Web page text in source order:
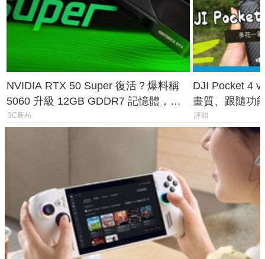
NVIDIA RTX 50 Super 復活？爆料稱
5060 升級 12GB GDDR7 記憶體，這
次規格終於不擠牙膏
3C新品
DJI Pocket 4
畫質、跟隨功
一次看懂兩台
評測